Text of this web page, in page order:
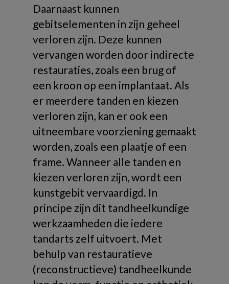
Daarnaast kunnen
gebitselementen in zijn geheel
verloren zijn. Deze kunnen
vervangen worden door indirecte
restauraties, zoals een brug of
een kroon op een implantaat. Als
er meerdere tanden en kiezen
verloren zijn, kan er ook een
uitneembare voorziening gemaakt
worden, zoals een plaatje of een
frame. Wanneer alle tanden en
kiezen verloren zijn, wordt een
kunstgebit vervaardigd. In
principe zijn dit tandheelkundige
werkzaamheden die iedere
tandarts zelf uitvoert. Met
behulp van restauratieve
(reconstructieve) tandheelkunde